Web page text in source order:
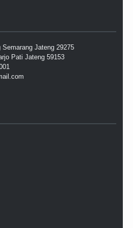
Jateng 29275
Pati Jateng 59153